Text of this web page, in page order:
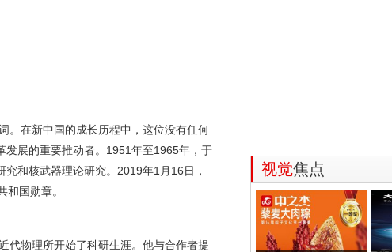
在新中国的成长历程中，这位没有任何
发展的重要推动者。1951年至1965年，于
和核武器理论研究。2019年1月16日，
国勋章。
物理所开始了科研生涯。他与合作者提
视觉焦点